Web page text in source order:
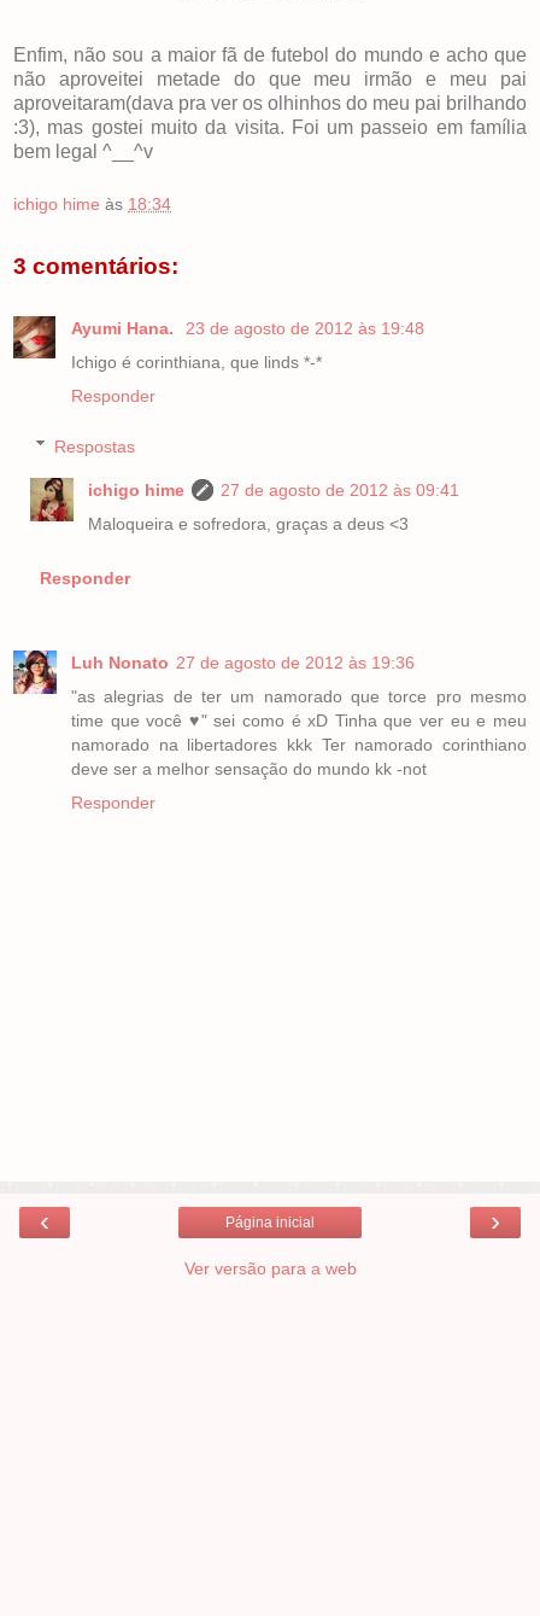
Enfim, não sou a maior fã de futebol do mundo e acho que
não aproveitei metade do que meu irmão e meu pai
aproveitaram(dava pra ver os olhinhos do meu pai brilhando
:3), mas gostei muito da visita. Foi um passeio em família
bem legal ^__^v
ichigo hime às 18:34
3 comentários:
Ayumi Hana.
23 de agosto de 2012 às 19:48
Ichigo é corinthiana, que linds *-*
Responder
Respostas
ichigo hime
27 de agosto de 2012 às 09:41
Maloqueira e sofredora, graças a deus <3
Responder
Luh Nonato 27 de agosto de 2012 às 19:36
"as alegrias de ter um namorado que torce pro mesmo
time que você ♥" sei como é xD Tinha que ver eu e meu
namorado na libertadores kkk Ter namorado corinthiano
deve ser a melhor sensação do mundo kk -not
Responder
‹ ›
Página inicial
Ver versão para a web